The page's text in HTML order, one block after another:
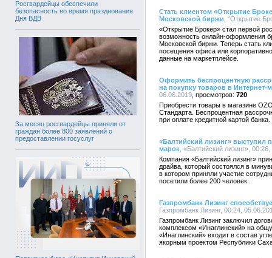
Росгвардейцы обеспечили
безопасность во время празднования
Дня ВДВ
За месяц росгвардейцы приняли от
граждан более 800 заявлений о
предоставлении госуслуг
Стать клиентом «Открытие
Московской биржи , "Открытие
«Открытие Брокер» стал первой
возможность онлайн-оформления
Московской биржи. Теперь стать
посещения офиса или
данные на маркетплейсе.
Оформить беспроцентную
на покупку товаров в Интернет-
06.06.2019
720
Приобрести товары в магазине
Стандарта. Беспроцентная
при оплате кредитной картой банка.
«Балтийский лизинг» выступил
марок , «Балтийский лизинг»,
Компания «Балтийский лизинг»
драйва, который состоялся в
в котором приняли участие
посетили более 200 человек.
Газпромбанк Лизинг
Газпромбанк Лизинг, 00:24,
Газпромбанк Лизинг заключил
комплексом «Инаглинский» на
«Инаглинский» входит в состав
якорным проектом Республики